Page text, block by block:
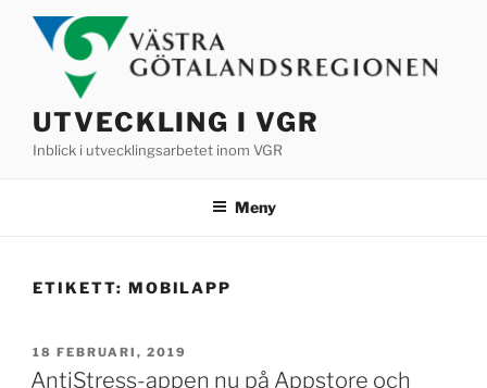
Hoppa
UTVECKLING I VGR
Inblick i utvecklingsarbetet inom VGR
Meny
ETIKETT: MOBILAPP
PUBLICERAT
18 FEBRUARI, 2019
AntiStress-appen nu på Appstore och